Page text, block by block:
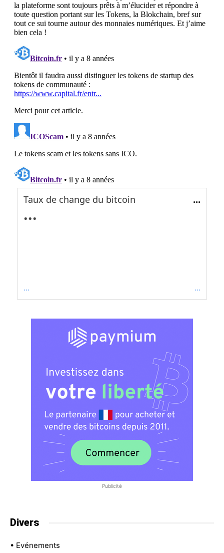
Taux de change du bitcoin ...
...
... ...
Publicité
Divers
• Evénements